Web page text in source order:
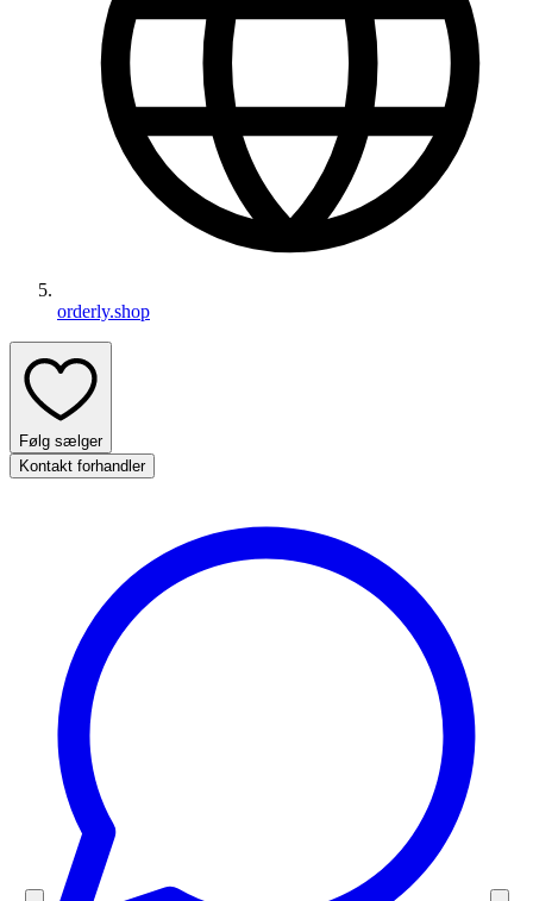
orderly.shop
Følg sælger
Kontakt forhandler